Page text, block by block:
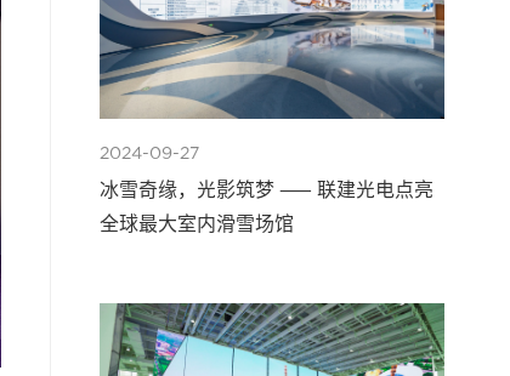
2024-09-27
冰雪奇缘，光影筑梦 —— 联建光电点亮
全球最大室内滑雪场馆